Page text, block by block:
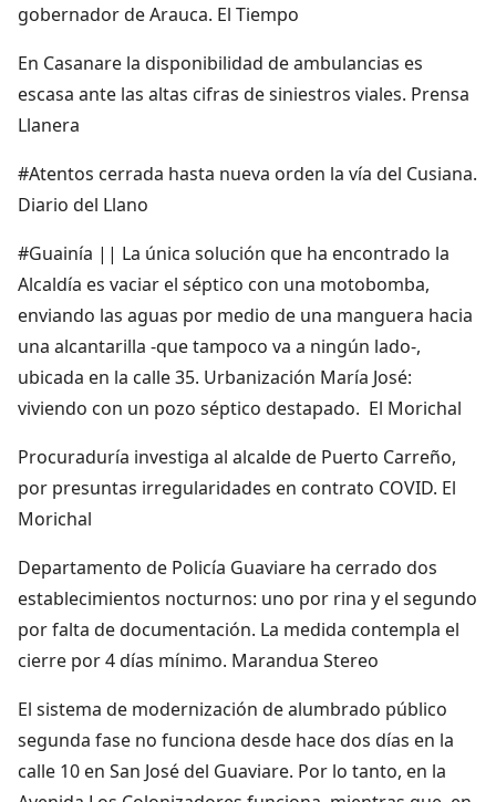
gobernador de Arauca. El Tiempo
En Casanare la disponibilidad de ambulancias es
escasa ante las altas cifras de siniestros viales. Prensa
Llanera
#Atentos cerrada hasta nueva orden la vía del Cusiana.
Diario del Llano
#Guainía || La única solución que ha encontrado la
Alcaldía es vaciar el séptico con una motobomba,
enviando las aguas por medio de una manguera hacia
una alcantarilla -que tampoco va a ningún lado-,
ubicada en la calle 35. Urbanización María José:
viviendo con un pozo séptico destapado. El Morichal
Procuraduría investiga al alcalde de Puerto Carreño,
por presuntas irregularidades en contrato COVID. El
Morichal
Departamento de Policía Guaviare ha cerrado dos
establecimientos nocturnos: uno por rina y el segundo
por falta de documentación. La medida contempla el
cierre por 4 días mínimo. Marandua Stereo
El sistema de modernización de alumbrado público
segunda fase no funciona desde hace dos días en la
calle 10 en San José del Guaviare. Por lo tanto, en la